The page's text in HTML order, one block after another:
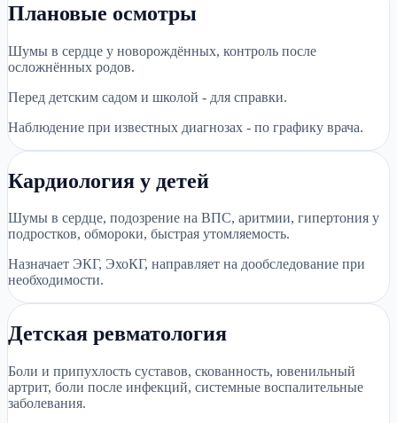
Плановые осмотры
Шумы в сердце у новорождённых, контроль после
осложнённых родов.
Перед детским садом и школой - для справки.
Наблюдение при известных диагнозах - по графику врача.
Кардиология у детей
Шумы в сердце, подозрение на ВПС, аритмии, гипертония у
подростков, обмороки, быстрая утомляемость.
Назначает ЭКГ, ЭхоКГ, направляет на дообследование при
необходимости.
Детская ревматология
Боли и припухлость суставов, скованность, ювенильный
артрит, боли после инфекций, системные воспалительные
заболевания.